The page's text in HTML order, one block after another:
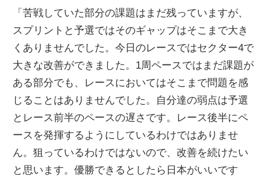
「苦戦していた部分の課題はまだ残っていますが、
スプリントと予選ではそのギャップはそこまで大き
くありませんでした。今日のレースではセクター4で
大きな改善ができました。1周ペースではまだ課題が
ある部分でも、レースにおいてはそこまで問題を感
じることはありませんでした。自分達の弱点は予選
とレース前半のペースの遅さです。レース後半にペ
ースを発揮するようにしているわけではありませ
ん。狙っているわけではないので、改善を続けたい
と思います。優勝できるとしたら日本がいいです